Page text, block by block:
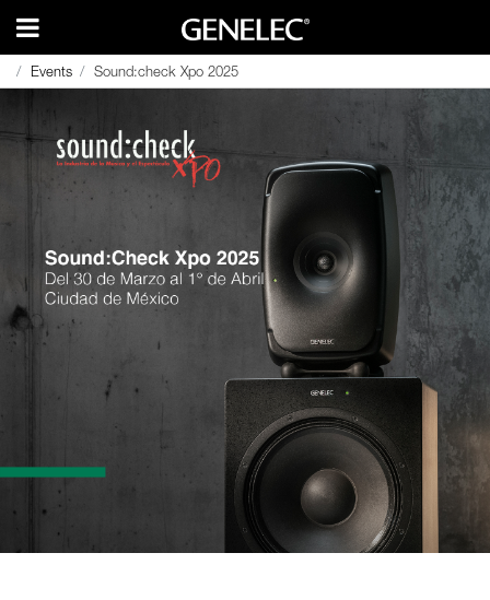
Events Sound:check Xpo 2025
Events Sound:check Xpo 2025